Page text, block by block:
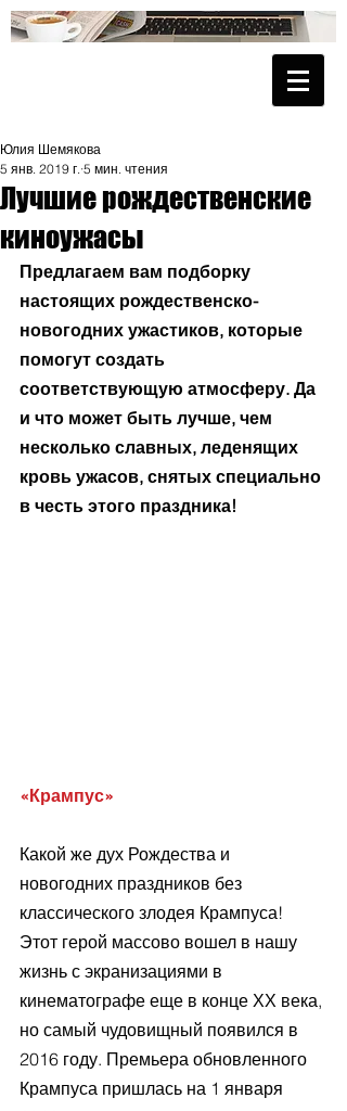
Лучшие рождественские
киноужасы
Юлия Шемякова
5 янв. 2019 г. 5 мин. чтения
Предлагаем вам подборку
настоящих рождественско-
новогодних ужастиков, которые
помогут создать
соответствующую атмосферу. Да
и что может быть лучше, чем
несколько славных, леденящих
кровь ужасов, снятых специально
в честь этого праздника!
«Крампус»
Какой же дух Рождества и
новогодних праздников без
классического злодея Крампуса!
Этот герой массово вошел в нашу
жизнь с экранизациями в
кинематографе еще в конце ХХ века,
но самый чудовищный появился в
2016 году. Премьера обновленного
Крампуса пришлась на 1 января